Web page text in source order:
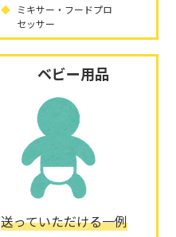
ミキサー・フードプロ
セッサー
ベビー用品
送っていただける一例